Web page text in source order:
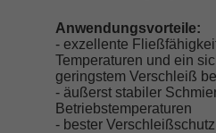
Anwendungsvorteile:
- exzellente
Temperaturen und ein
geringstem Verschleiß
- äußerst stabiler
Betriebstemperaturen
- bester